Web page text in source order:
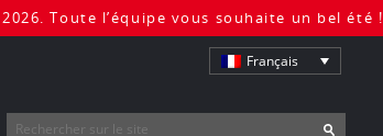
Toute l’équipe vous souhaite un bel été !
Français